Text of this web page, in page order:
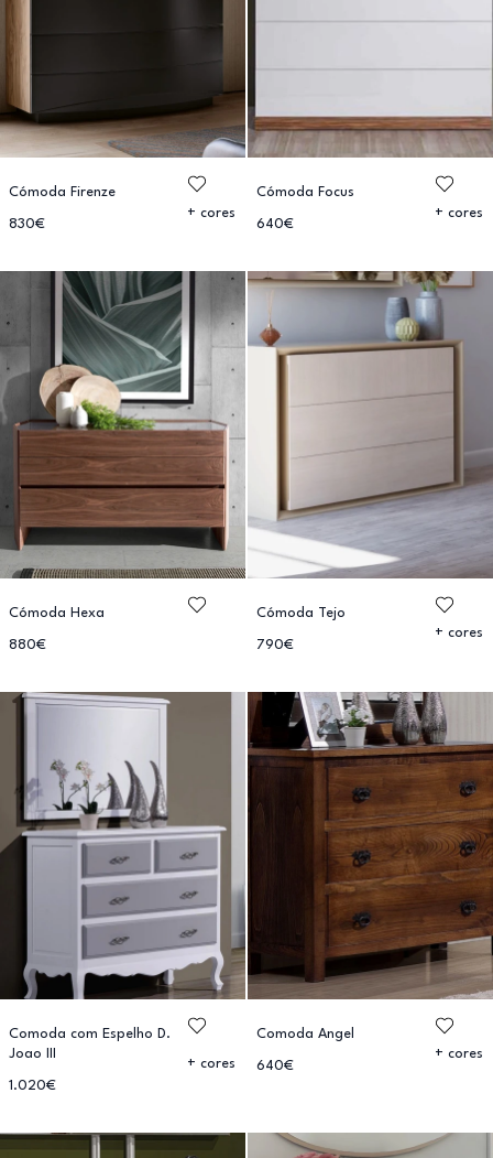
Cómoda Firenze
830€
+ cores
Cómoda Focus
640€
+ cores
Cómoda Hexa
880€
Cómoda Tejo
790€
+ cores
Comoda com Espelho D.
Joao III
1.020€
+ cores
Comoda Angel
640€
+ cores